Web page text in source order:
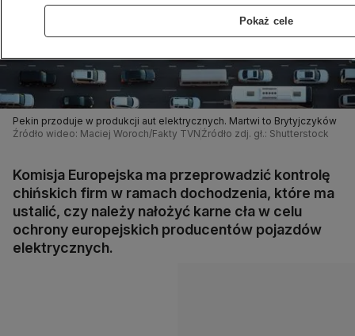
Pekin przoduje w produkcji aut elektrycznych. Martwi to Brytyjczyków
Źródło wideo: Maciej Woroch/Fakty TVN Źródło zdj. gł.: Shutterstock
Komisja Europejska ma przeprowadzić kontrolę
chińskich firm w ramach dochodzenia, które ma
ustalić, czy należy nałożyć karne cła w celu
ochrony europejskich producentów pojazdów
elektrycznych.
Pokaż cele